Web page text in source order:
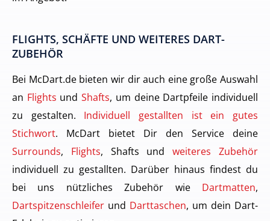
FLIGHTS, SCHÄFTE UND WEITERES DART-
ZUBEHÖR
Bei McDart.de bieten wir dir auch eine große Auswahl
an Flights undShafts, um deine Dartpfeile individuell
zu gestalten. Individuell gestallten ist ein gutes
Stichwort. McDart bietet Dir den Service deine
Surrounds, Flights, Shafts undweiteres Zubehör
individuell zu gestallten. Darüber hinaus findest du
bei uns nützliches Zubehör wie Dartmatten,
Dartspitzenschleifer und Darttaschen, um dein Dart-